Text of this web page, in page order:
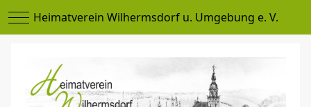
Mobile Menu Toggle
Heimatverein Wilhermsdorf u. Umgebung e. V.